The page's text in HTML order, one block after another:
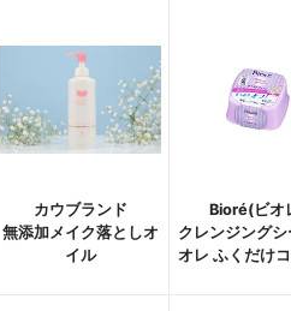
カウブランド
無添加メイク落としオ
イル
Bioré(ビオ
クレンジングシ
オレ ふくだけ